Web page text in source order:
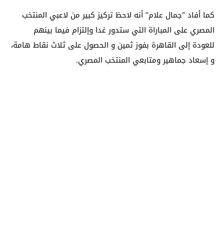
كما أفاد “جمال علام” أنه لاحظ تركيز كبير من لاعبي المنتخب
المصري على المباراة التي ستدور غدا وإلتزام فيما بينهم
للعودة إلى القاهرة بفوز ثمين و الحصول على ثلاث نقاط هامة،
و إسعاد جماهير ومتابعي المنتخب المصري.